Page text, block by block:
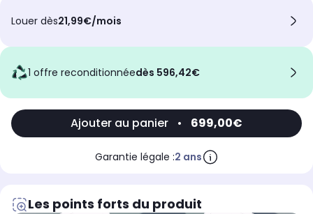
Louer dès21,99€/mois
1 offre reconditionnée dès 596,42€
Ajouter au panier • 699,00€
Garantie légale :2 ans
Les points forts du produit